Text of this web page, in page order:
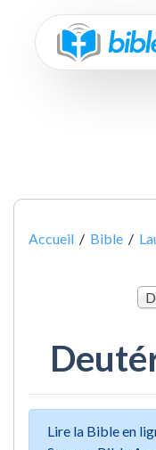
Accueil / Bible /
Lire la Bible en